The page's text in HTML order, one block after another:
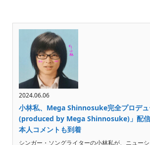
2024.06.06
小林私、Mega Shinnosuke完全プロデ
(produced by Mega Shinnosuke)」配
本人コメントも到着
シンガー・ソングライターの小林私が、ニュー